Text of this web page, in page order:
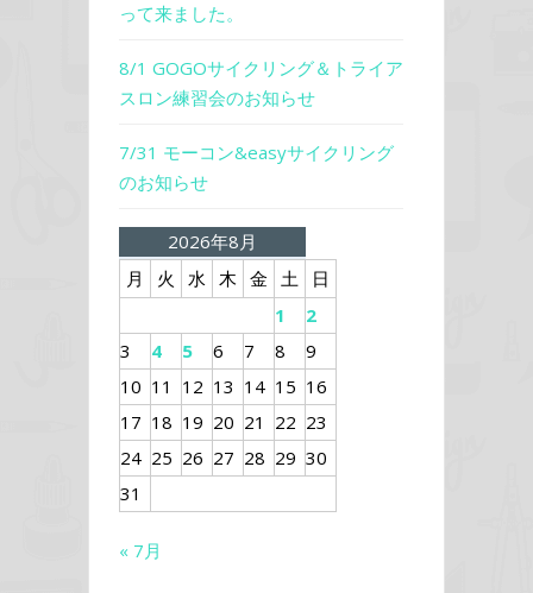
って来ました。
8/1 GOGOサイクリング＆トライア
スロン練習会のお知らせ
7/31 モーコン&easyサイクリング
のお知らせ
2026年8月
月
火 水 木 金 土
日
1
2
3
4 5 6 7 8
9
10 11 12 13 14 15 16
17 18 19 20 21 22 23
24 25 26 27 28 29 30
31
« 7月